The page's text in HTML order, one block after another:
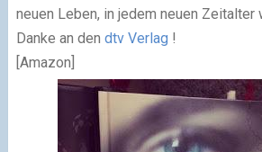
neuen Leben, in jedem neuen Zeitalter
Danke an den dtv Verlag !
[Amazon]